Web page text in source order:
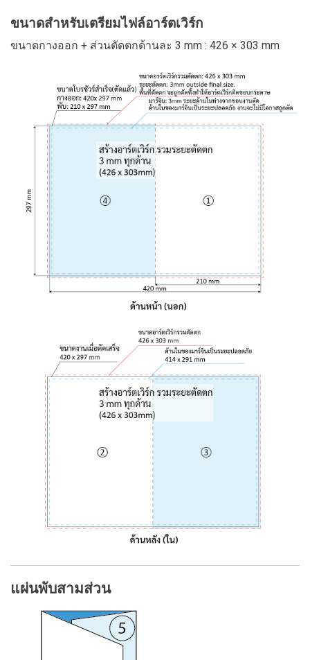
ขนาดสำหรับเตรียมไฟล์อาร์ตเวิร์ก
ขนาดกางออก + ส่วนตัดตกด้านละ 3 mm : 426 × 303 mm
แผ่นพับสามส่วน